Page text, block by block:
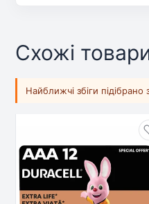
Схожі
Найближчі збіги